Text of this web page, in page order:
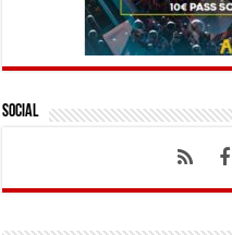
Social